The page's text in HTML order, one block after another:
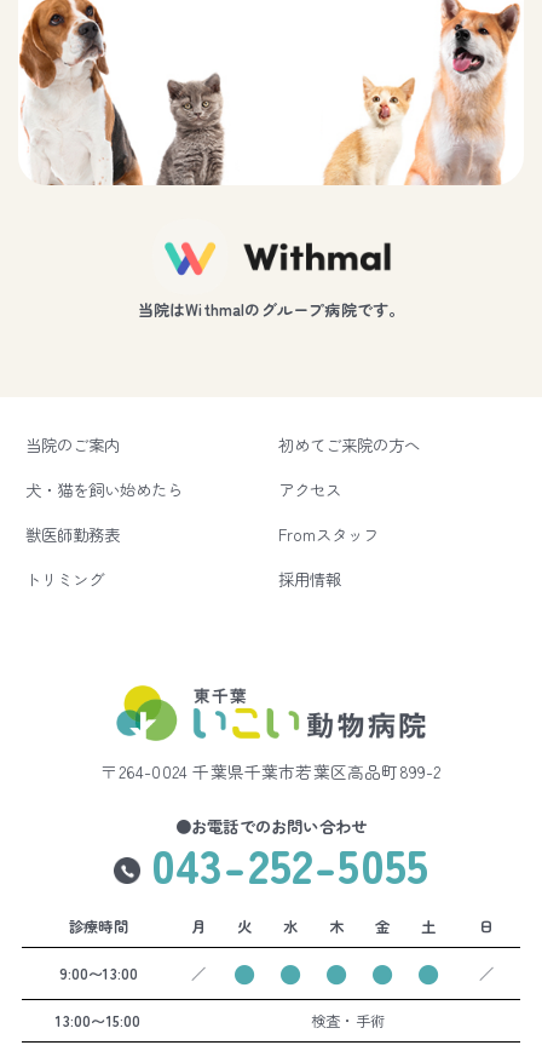
当院はWithmalのグループ病院です。
当院のご案内
初めてご来院の方へ
犬・猫を飼い始めたら
アクセス
獣医師勤務表
Fromスタッフ
トリミング
採用情報
〒264-0024 千葉県千葉市若葉区高品町899-2
●お電話でのお問い合わせ
043-252-5055
診療時間 月 火 水 木 金 土 日
9:00〜13:00 ／ ● ● ● ● ● ／
13:00〜15:00 検査・手術